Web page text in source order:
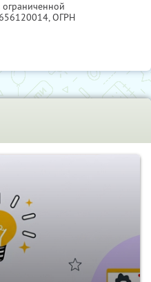
ограниченной
, ОГРН